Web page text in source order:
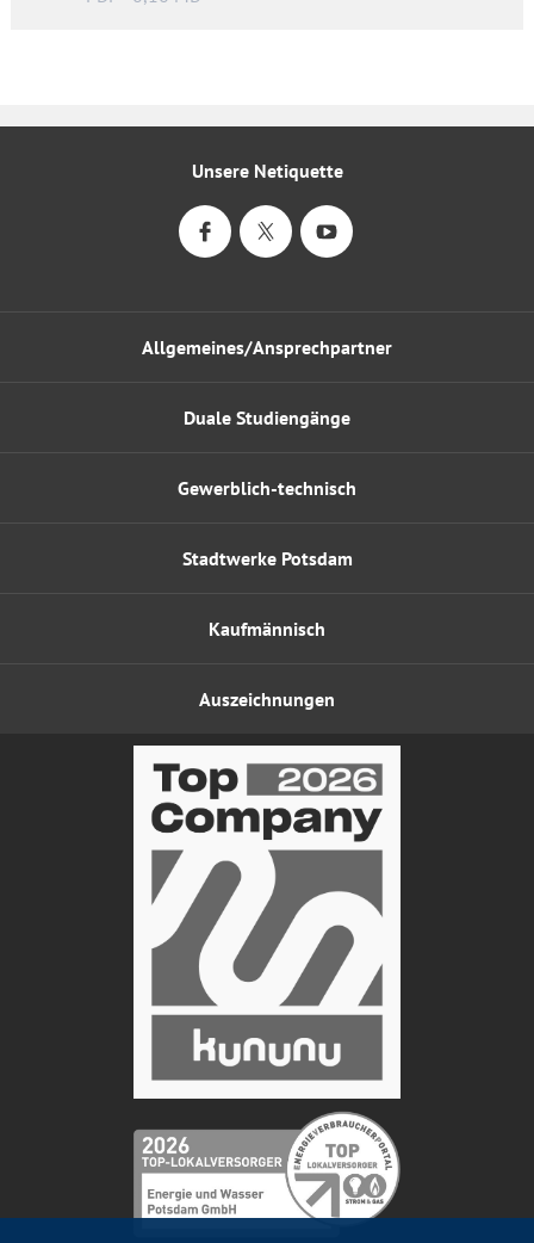
Allgemeines/Ansprechpartner
Gewerblich-technisch
Kaufmännisch
Duale Studiengänge
Stadtwerke Potsdam
Auszeichnungen
Unsere Netiquette